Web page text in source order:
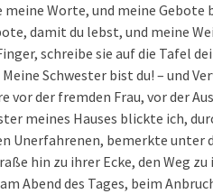
meine Worte, und meine Gebote
damit du lebst, und meine
schreibe sie auf die Tafel
Schwester bist du! – und
vor der fremden Frau, vor der
meines Hauses blickte ich,
Unerfahrenen, bemerkte unter
hin zu ihrer Ecke, den Weg
Abend des Tages, beim